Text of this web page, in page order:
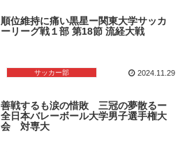
サッカー部
順位維持に痛い黒星ー関東大学サッカ
ーリーグ戦１部 第18節 流経大戦
2024.11.29
善戦するも涙の惜敗 三冠の夢散るー
全日本バレーボール大学男子選手権大
会 対専大